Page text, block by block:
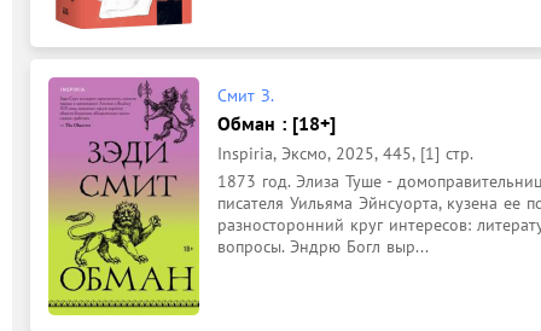
Смит З.
Обман : [18+]
Inspiria, Эксмо, 2025, 445, [1] стр.
1873 год. Элиза Туше -
писателя Уильяма Эйнсуорта, кузена ее
разносторонний круг интересов:
вопросы. Эндрю Богл выр...